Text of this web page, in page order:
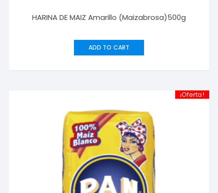
HARINA DE MAIZ Amarillo (Maizabrosa)500g
ADD TO CART
¡Oferta!